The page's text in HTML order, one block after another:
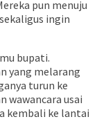
pun menuju
ingin
bupati.
yang melarang
turun ke
wawancara usai
kembali ke lantai